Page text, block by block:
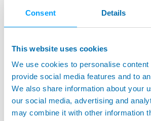
Consent Details
This website uses cookies
We use cookies to personalise content
provide social media features and to
We also share information about your
our social media, advertising and
may combine it with other information